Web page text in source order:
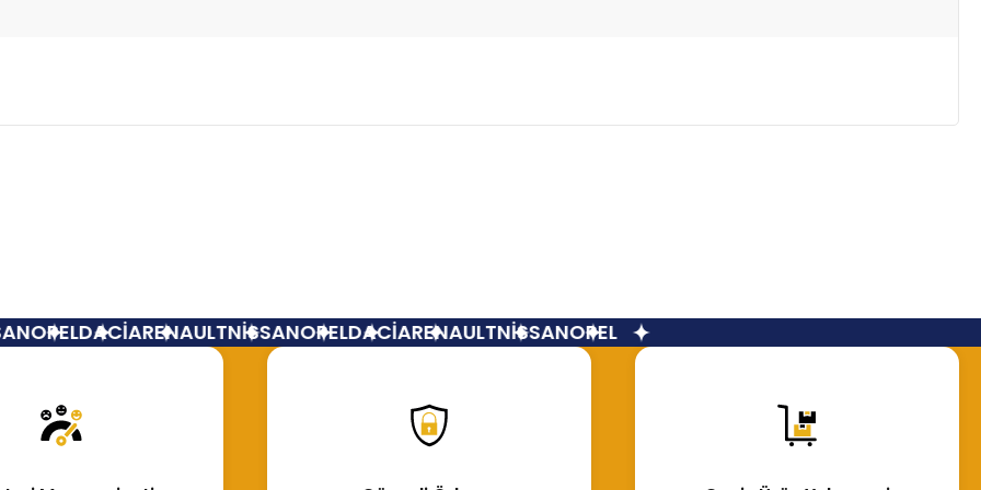
OPELDACİARENAULTNİSSANOPELDACİARENAULTNİSSANOPEL